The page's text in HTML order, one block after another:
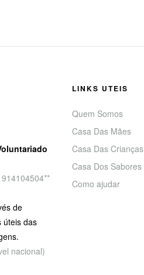
de
úteis das
nacional)
LINKS UTEIS
Quem Somos
Casa Das Mães
Casa Das Crianças
Casa Dos Sabores
Como ajudar